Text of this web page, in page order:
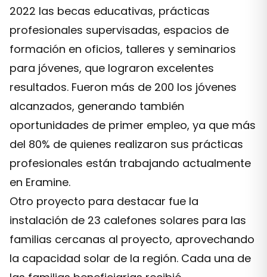
2022 las becas educativas, prácticas
profesionales supervisadas, espacios de
formación en oficios, talleres y seminarios
para jóvenes, que lograron excelentes
resultados. Fueron más de 200 los jóvenes
alcanzados, generando también
oportunidades de primer empleo, ya que más
del 80% de quienes realizaron sus prácticas
profesionales están trabajando actualmente
en Eramine.
Otro proyecto para destacar fue la
instalación de 23 calefones solares para las
familias cercanas al proyecto, aprovechando
la capacidad solar de la región. Cada una de